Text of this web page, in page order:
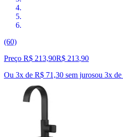
(60)
Preço R$ 213,90R$ 213,90
Ou 3x de R$ 71,30 sem jurosou 3x de